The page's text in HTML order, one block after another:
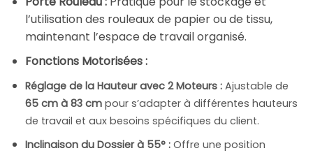
l’utilisation des rouleaux de papier ou de tissu,
maintenant l’espace de travail organisé.
Fonctions Motorisées :
Réglage de la Hauteur avec 2 Moteurs :Ajustable de
65 cm à 83 cmpour s’adapter à différentes hauteurs
de travail et aux besoins spécifiques du client.
Inclinaison du Dossier à 55° :Offre une position